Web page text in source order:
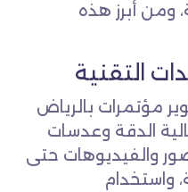
ومن أبرز هذه
التقنية
مؤتمرات بالرياض
الدقة وعدسات
والفيديوهات حتى
واستخدام